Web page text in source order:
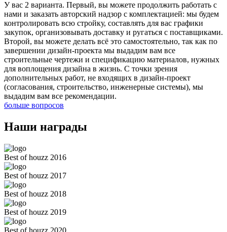
У вас 2 варианта. Первый, вы можете продолжить работать с
нами и заказать авторский надзор с комплектацией: мы будем
контролировать всю стройку, составлять для вас графики
закупок, организовывать доставку и ругаться с поставщиками.
Второй, вы можете делать всё это самостоятельно, так как по
завершении дизайн-проекта мы выдадим вам все
строительные чертежи и спецификацию материалов, нужных
для воплощения дизайна в жизнь. С точки зрения
дополнительных работ, не входящих в дизайн-проект
(согласования, строительство, инженерные системы), мы
выдадим вам все рекомендации.
больше вопросов
Наши награды
Best of houzz 2016
Best of houzz 2017
Best of houzz 2018
Best of houzz 2019